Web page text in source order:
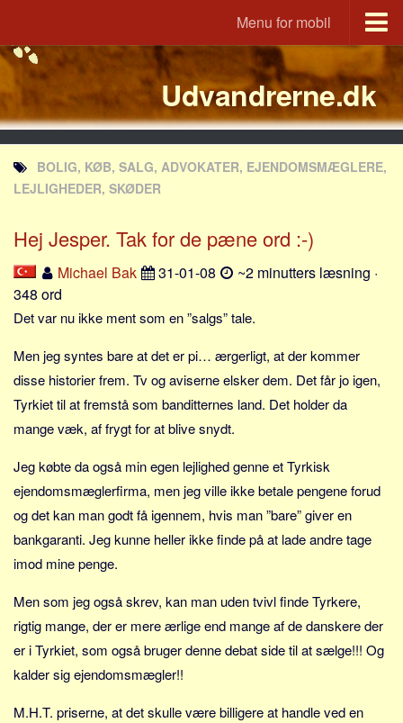
Menu for mobil
Portal
Udvandrerne.dk
Utvandrerne.no
Utvandrarna.se
Tyskland.dk
Rusland.dk
JLKM.dk
Lande
Tyrkiet
Spanien
Frankrig
Sverige
Norge
Thailand
Italien
Grækenland
USA
Nøgleord
Bolig
Job
Udvandrerne.dk
BOLIG, KØB, SALG, ADVOKATER, EJENDOMSMÆGLERE,
LEJLIGHEDER, SKØDER
Hej Jesper. Tak for de pæne ord :-)
Michael Bak 31-01-08
~2 minutters læsning ·
348 ord
Det var nu ikke ment som en ”salgs” tale.
Men jeg syntes bare at det er pi… ærgerligt, at der kommer
disse historier frem. Tv og aviserne elsker dem. Det får jo igen,
Tyrkiet til at fremstå som banditternes land. Det holder da
mange væk, af frygt for at blive snydt.
Jeg købte da også min egen lejlighed genne et Tyrkisk
ejendomsmæglerfirma, men jeg ville ikke betale pengene forud
og det kan man godt få igennem, hvis man ”bare” giver en
bankgaranti. Jeg kunne heller ikke finde på at lade andre tage
imod mine penge.
Men som jeg også skrev, kan man uden tvivl finde Tyrkere,
rigtig mange, der er mere ærlige end mange af de danskere der
er i Tyrkiet, som også bruger denne debat side til at sælge!!! Og
kalder sig ejendomsmægler!!
M.H.T. priserne, at det skulle være billigere at handle ved en